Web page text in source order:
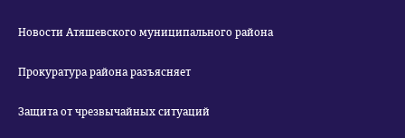
Новости Атяшевского муниципального района
Прокуратура района разъясняет
Защита от чрезвычайных ситуаций